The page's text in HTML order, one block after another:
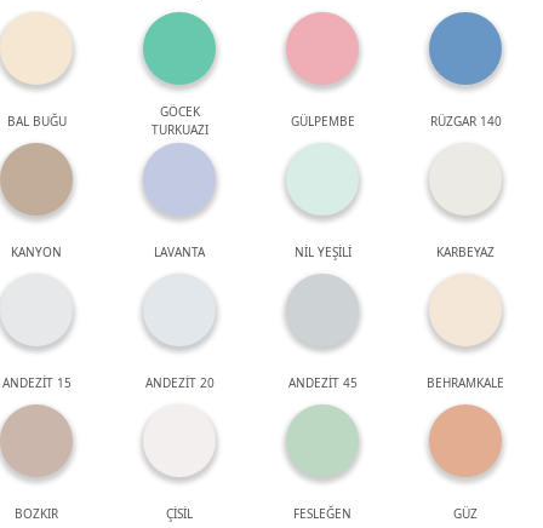
BAL BUĞU
GÖCEK
TURKUAZI
GÜLPEMBE RÜZGAR 140
KANYON LAVANTA NİL YEŞİLİ KARBEYAZ
ANDEZİT 15 ANDEZİT 20 ANDEZİT 45 BEHRAMKALE
BOZKIR ÇİSİL FESLEĞEN GÜZ